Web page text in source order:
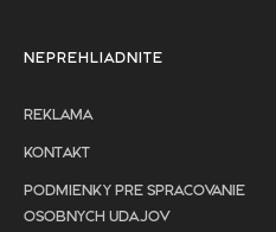
NEPREHLIADNITE
REKLAMA
KONTAKT
PODMIENKY PRE SPRACOVANIE
OSOBNYCH UDAJOV